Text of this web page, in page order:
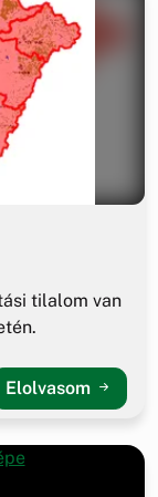
tilalom van
Elolvasom